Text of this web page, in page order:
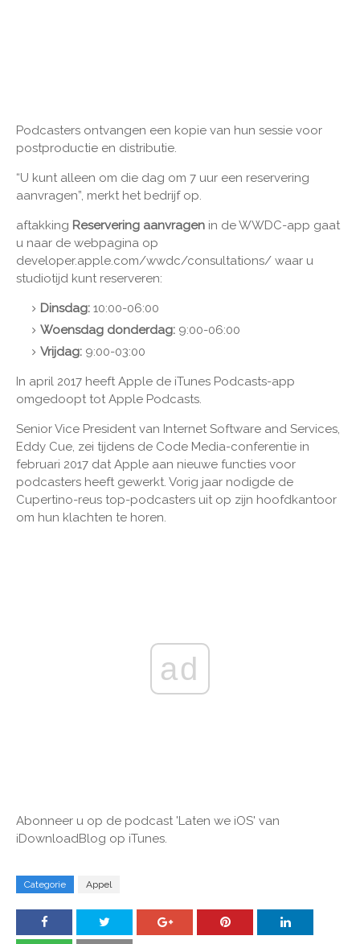
Podcasters ontvangen een kopie van hun sessie voor
postproductie en distributie.
“U kunt alleen om die dag om 7 uur een reservering
aanvragen”, merkt het bedrijf op.
aftakking Reservering aanvragen in de WWDC-app gaat
u naar de webpagina op
developer.apple.com/wwdc/consultations/ waar u
studiotijd kunt reserveren:
Dinsdag: 10:00-06:00
Woensdag donderdag: 9:00-06:00
Vrijdag: 9:00-03:00
In april 2017 heeft Apple de iTunes Podcasts-app
omgedoopt tot Apple Podcasts.
Senior Vice President van Internet Software and Services,
Eddy Cue, zei tijdens de Code Media-conferentie in
februari 2017 dat Apple aan nieuwe functies voor
podcasters heeft gewerkt. Vorig jaar nodigde de
Cupertino-reus top-podcasters uit op zijn hoofdkantoor
om hun klachten te horen.
ad
Abonneer u op de podcast 'Laten we iOS' van
iDownloadBlog op iTunes.
Categorie Appel